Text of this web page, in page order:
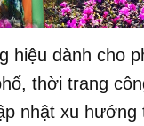
hiệu dành cho
thời trang
nhật xu